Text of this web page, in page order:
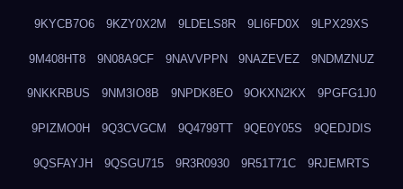
9KYCB7O6 9KZY0X2M 9LDELS8R 9LI6FD0X 9LPX29XS
9M408HT8 9N08A9CF 9NAVVPPN 9NAZEVEZ 9NDMZNUZ
9NKKRBUS 9NM3IO8B 9NPDK8EO 9OKXN2KX 9PGFG1J0
9PIZMO0H 9Q3CVGCM 9Q4799TT 9QE0Y05S 9QEDJDIS
9QSFAYJH 9QSGU715 9R3R0930 9R51T71C 9RJEMRTS